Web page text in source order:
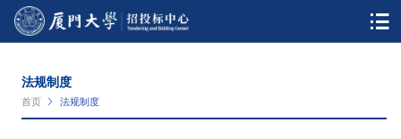
法规制度
首页 法规制度